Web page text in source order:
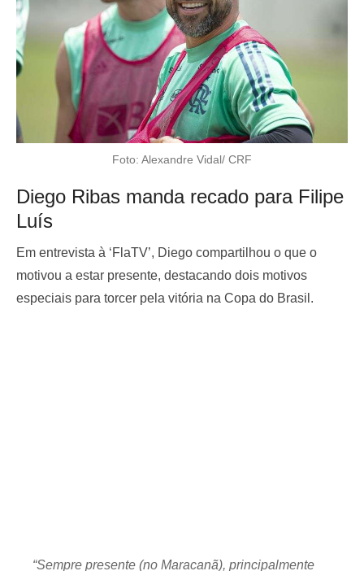
Foto: Alexandre Vidal/ CRF
Diego Ribas manda recado para Filipe
Luís
Em entrevista à ‘FlaTV’, Diego compartilhou o que o
motivou a estar presente, destacando dois motivos
especiais para torcer pela vitória na Copa do Brasil.
“Sempre presente (no Maracanã), principalmente